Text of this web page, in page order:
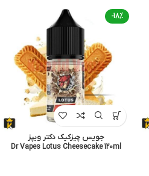
-18%
جویس چیزکیک دکتر ویپز
Dr Vapes Lotus Cheesecake 120ml